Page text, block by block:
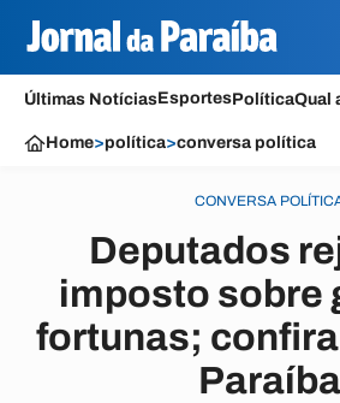
Últimas NotíciasEsportesPolíticaQual
Home>política>conversa política
CONVERSA
Deputados
imposto sobre
fortunas;
Paraíba